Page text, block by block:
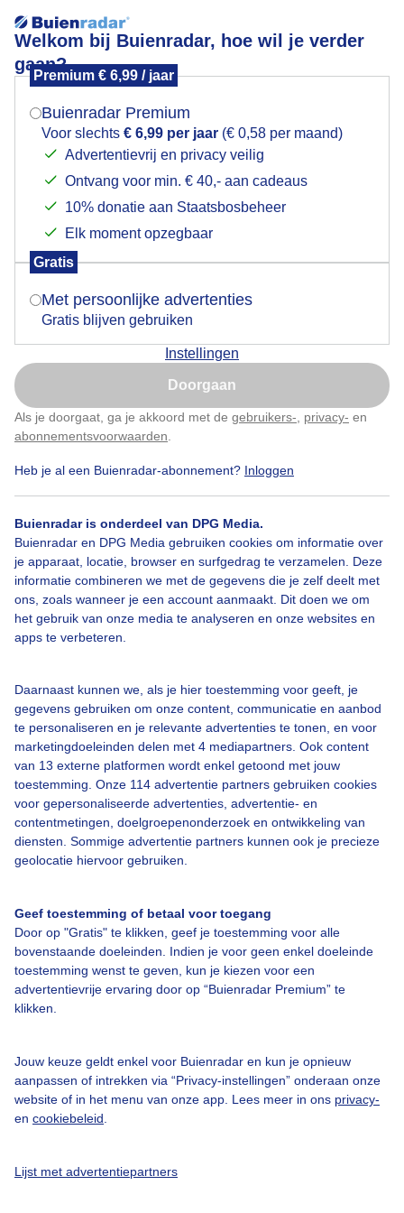
Welkom bij Buienradar, hoe wil je verder
gaan?
Premium € 6,99 / jaar
Buienradar Premium
Voor slechts € 6,99 per jaar (€ 0,58 per maand)
Advertentievrij en privacy veilig
Ontvang voor min. € 40,- aan cadeaus
10% donatie aan Staatsbosbeheer
Elk moment opzegbaar
Gratis
Met persoonlijke advertenties
Gratis blijven gebruiken
Instellingen
Doorgaan
Als je doorgaat, ga je akkoord met de gebruikers- privacy- en
abonnementsvoorwaarden
Heb je al een Buienradar-abonnement? Inloggen
Buienradar is onderdeel van DPG Media.
Buienradar en DPG Media gebruiken cookies om informatie over
je apparaat, locatie, browser en surfgedrag te verzamelen. Deze
informatie combineren we met de gegevens die je zelf deelt met
ons, zoals wanneer je een account aanmaakt. Dit doen we om
het gebruik van onze media te analyseren en onze websites en
apps te verbeteren.
Daarnaast kunnen we, als je hier toestemming voor geeft, je
gegevens gebruiken om onze content, communicatie en aanbod
te personaliseren en je relevante advertenties te tonen, en voor
marketingdoeleinden delen met 4 mediapartners. Ook content
van 13 externe platformen wordt enkel getoond met jouw
toestemming. Onze 114 advertentie partners gebruiken cookies
voor gepersonaliseerde advertenties, advertentie- en
contentmetingen, doelgroepenonderzoek en ontwikkeling van
diensten. Sommige advertentie partners kunnen ook je precieze
geolocatie hiervoor gebruiken.
Geef toestemming of betaal voor toegang
Door op "Gratis" te klikken, geef je toestemming voor alle
bovenstaande doeleinden. Indien je voor geen enkel doeleinde
toestemming wenst te geven, kun je kiezen voor een
advertentievrije ervaring door op “Buienradar Premium” te
klikken.
Jouw keuze geldt enkel voor Buienradar en kun je opnieuw
aanpassen of intrekken via “Privacy-instellingen” onderaan onze
website of in het menu van onze app. Lees meer in ons privacy-
en cookiebeleid
Lijst met advertentiepartners
KLEURRIJKE DAG AAN ZEE
Door: Els Bax Gemaakt: 14-05-2026, 105x bekeken
#mensen Zon Wind
Bekijk slideshow
Over Buienradar
Bedrijfsgegevens
Contact
Toegankelijkheid
Gebruikersvoorwaarden
Adverteren
Privacy beleid
Cookie beleid
Mogen we je locatie gebruiken voor het
Indien je hier nog geen akkoord op hebt gegeven,
verschijnt er zo een pop-up uit je browser waarin
Is goed, toon de popup
Nu niet, misschien later
Klik hierom dit aan te passen